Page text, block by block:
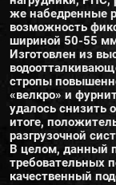
же набедренные
возможность
шириной 50-55
Изготовлен из
стропы
«велкро» и
удалось снизить
итоге,
разгрузочной
В целом, данный
требовательных
качественный